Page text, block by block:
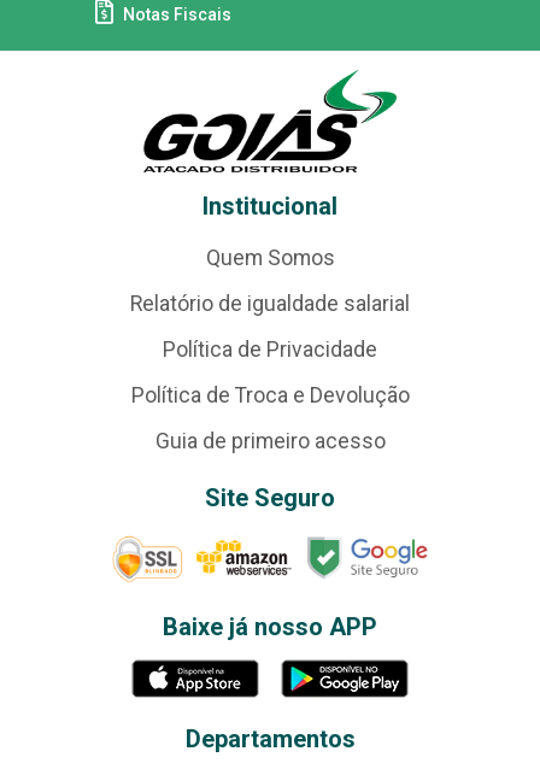
Notas Fiscais
Institucional
Quem Somos
Relatório de igualdade salarial
Política de Privacidade
Política de Troca e Devolução
Guia de primeiro acesso
Site Seguro
Baixe já nosso APP
Departamentos